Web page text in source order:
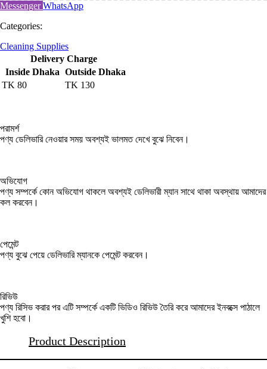
MessengerWhatsApp
Categories:
Cleaning Supplies
Delivery Charge
Inside Dhaka Outside Dhaka
TK 80 TK 130
পরামর্শ
পণ্য ডেলিভারি নেওয়ার সময় অবশ্যই ভালমত দেখে বুঝে নিবেন।
অভিযোগ
পণ্য সম্পর্কে কোন অভিযোগ থাকলে অবশ্যই ডেলিভারী ম্যান সাথে থাকা অবস্থায় আমাদের
কল করবেন।
পেমেন্ট
পণ্য বুঝে পেয়ে ডেলিভারি ম্যানকে পেমেন্ট করবেন।
রিভিউ
পণ্য রিসিভ করার পর এটি সম্পর্কে একটি ভিডিও রিভিউ তৈরি করে আমাদের ইনবক্সে পাঠালে
খুশি হবো।
Product Description